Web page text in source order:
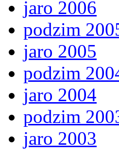
jaro 2006
podzim
jaro 2005
podzim
jaro 2004
podzim
jaro 2003